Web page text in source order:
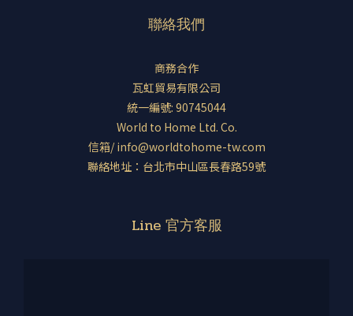
聯絡我們
商務合作
瓦虹貿易有限公司
統一編號: 90745044
World to Home Ltd. Co.
信箱/ info@worldtohome-tw.com
聯絡地址：台北市中山區長春路59號
Line 官方客服